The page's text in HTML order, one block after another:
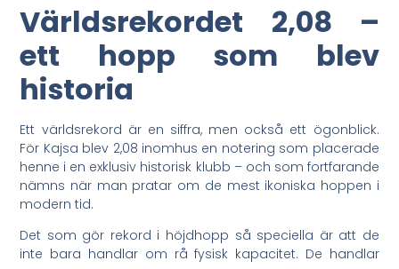
Världsrekordet 2,08 –
ett hopp som blev
historia
Ett världsrekord är en siffra, men också ett ögonblick.
För Kajsa blev 2,08 inomhus en notering som placerade
henne i en exklusiv historisk klubb – och som fortfarande
nämns när man pratar om de mest ikoniska hoppen i
modern tid.
Det som gör rekord i höjdhopp så speciella är att de
inte bara handlar om rå fysisk kapacitet. De handlar